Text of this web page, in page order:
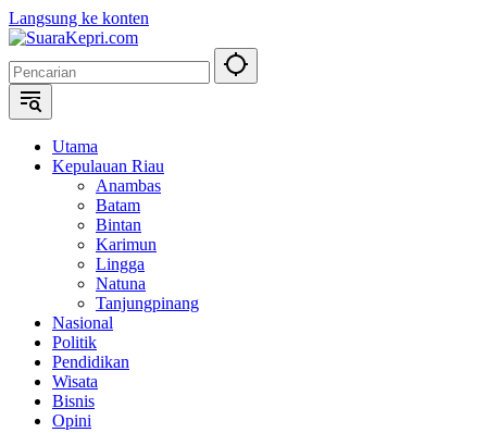
Langsung ke konten
Utama
Kepulauan Riau
Anambas
Batam
Bintan
Karimun
Lingga
Natuna
Tanjungpinang
Nasional
Politik
Pendidikan
Wisata
Bisnis
Opini